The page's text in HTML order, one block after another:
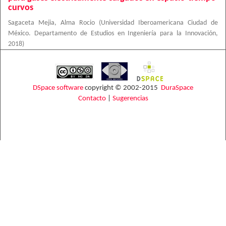
curvos
Sagaceta Mejia, Alma Rocio (Universidad Iberoamericana Ciudad de
México. Departamento de Estudios en Ingeniería para la Innovación,
2018)
DSpace software copyright © 2002-2015 DuraSpace
Contacto| Sugerencias